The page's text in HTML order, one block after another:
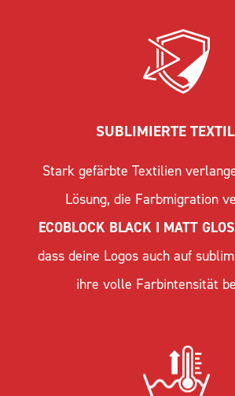
SUBLIMIERTE
Stark gefärbte Textilien
Lösung, die Farbmigration
ECOBLOCK BLACK I MATT
dass deine Logos auch auf
ihre volle Farbintensität